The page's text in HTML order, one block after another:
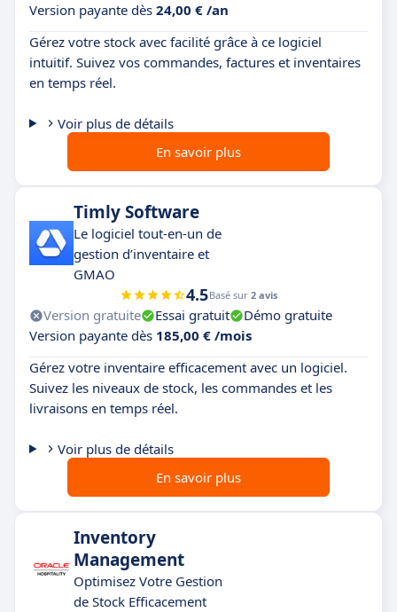
Version payante dès 24,00 € /an
Gérez votre stock avec facilité grâce à ce logiciel
intuitif. Suivez vos commandes, factures et inventaires
en temps réel.
Voir plus de détails
En savoir plus
Timly Software
Le logiciel tout-en-un de
gestion d’inventaire et
GMAO
4.5Basé sur 2 avis
Version gratuite Essai gratuit
Démo gratuite
Version payante dès 185,00 € /mois
Gérez votre inventaire efficacement avec un logiciel.
Suivez les niveaux de stock, les commandes et les
livraisons en temps réel.
Voir plus de détails
En savoir plus
Inventory
Management
Optimisez Votre Gestion
de Stock Efficacement